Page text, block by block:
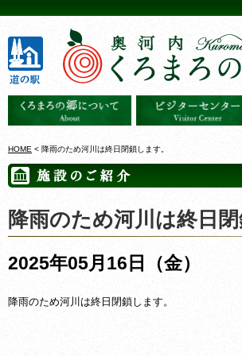
HOME < 降雨のため河川は終日閉鎖します。
降雨のため河川は終日閉
2025年05月16日（金）
降雨のため河川は終日閉鎖します。